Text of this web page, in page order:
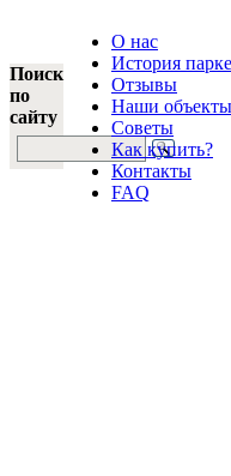
Поиск
по
сайту
О нас
История
Отзывы
Наши объекты
Советы
Как купить?
Контакты
FAQ